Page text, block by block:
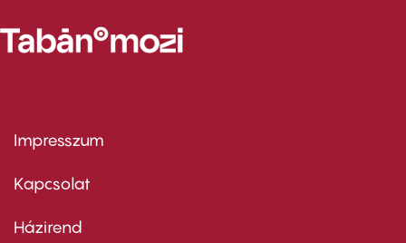
Footer
first
Impresszum
Kapcsolat
Footer
Házirend